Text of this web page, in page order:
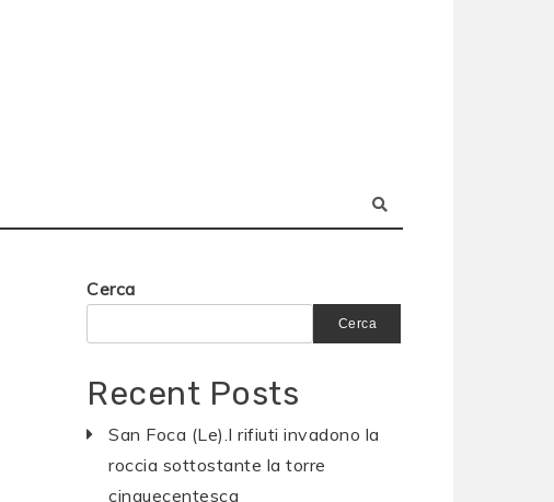
Cerca
Cerca
Recent Posts
San Foca (Le).I rifiuti invadono la
roccia sottostante la torre
cinquecentesca